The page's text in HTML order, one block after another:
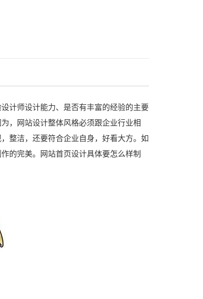
，网站设计整体风格必须跟企业行业相
整洁，还要符合企业自身，好看大方。如
的完美。网站首页设计具体要怎么样制